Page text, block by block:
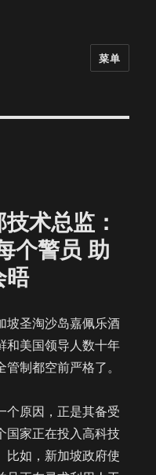
菜单
术总监：
个警员 助
晤
坡圣淘沙岛嘉佩乐酒
和美国领导人数十年
制都空前严格了。
个原因，正是其备受
国家正在投入高科技
比如，新加坡政府使